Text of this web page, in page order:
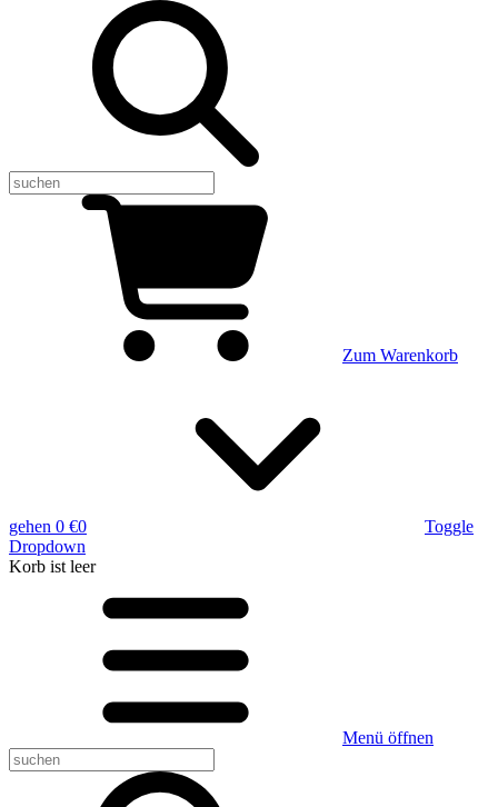
Zum Warenkorb
gehen 0 €0
Toggle
Dropdown
Korb ist leer
Menü öffnen